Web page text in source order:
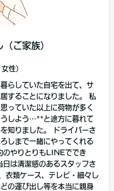
ご家族）
性）
らしていた自宅を出て、サ
することになりました。 私
っていた以上に荷物が多く
しよう…**と途方に暮れて
知りました。 ドライバーさ
しまで一緒にやってくれる
のやりとりもLINEででき
は清潔感のあるスタッフさ
衣類ケース、テレビ・細々し
の運び出し等を本当に親身